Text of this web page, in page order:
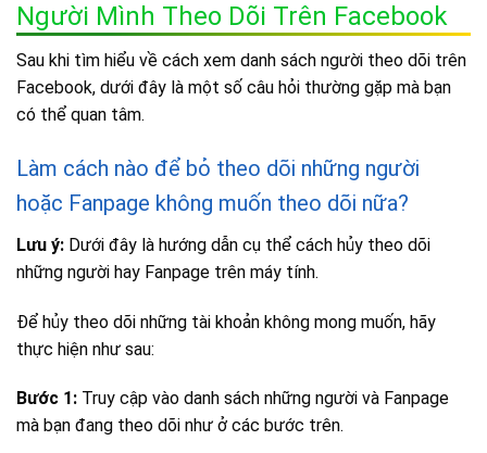
Người Mình Theo Dõi Trên Facebook
Sau khi tìm hiểu về cách xem danh sách người theo dõi trên
Facebook, dưới đây là một số câu hỏi thường gặp mà bạn
có thể quan tâm.
Làm cách nào để bỏ theo dõi những người
hoặc Fanpage không muốn theo dõi nữa?
Lưu ý: Dưới đây là hướng dẫn cụ thể cách hủy theo dõi
những người hay Fanpage trên máy tính.
Để hủy theo dõi những tài khoản không mong muốn, hãy
thực hiện như sau:
Bước 1: Truy cập vào danh sách những người và Fanpage
mà bạn đang theo dõi như ở các bước trên.